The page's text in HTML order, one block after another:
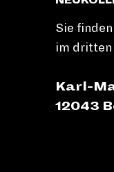
Sie
im
Karl-
12043